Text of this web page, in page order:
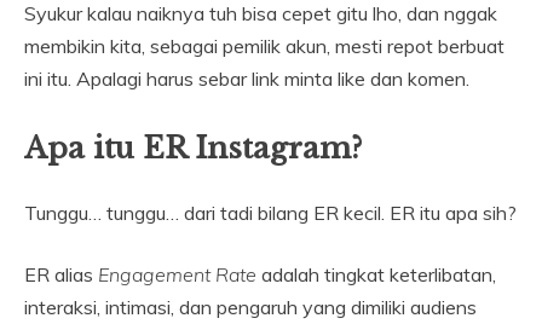
Syukur kalau naiknya tuh bisa cepet gitu lho, dan nggak
membikin kita, sebagai pemilik akun, mesti repot berbuat
ini itu. Apalagi harus sebar link minta like dan komen.
Apa itu ER Instagram?
Tunggu… tunggu… dari tadi bilang ER kecil. ER itu apa sih?
ER alias Engagement Rate adalah tingkat keterlibatan,
interaksi, intimasi, dan pengaruh yang dimiliki audiens